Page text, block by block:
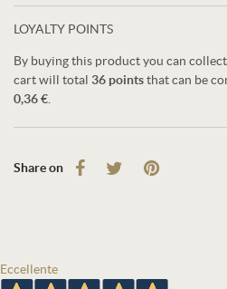
LOYALTY POINTS
By buying this product you can
cart will total 36 pointsthat can be
0,36 €
Share on
Eccellente